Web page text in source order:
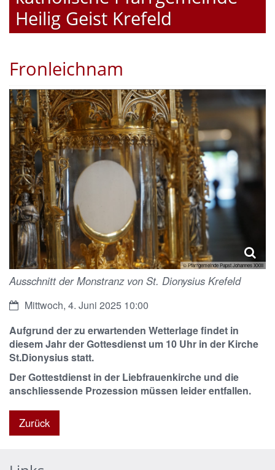
Heilig Geist Krefeld
Fronleichnam
© Pfarrgemeinde Papst Johannes XXIII
Ausschnitt der Monstranz von St. Dionysius Krefeld
Datum:Mittwoch, 4. Juni 2025 10:00
Aufgrund der zu erwartenden Wetterlage findet in
diesem Jahr der Gottesdienst um 10 Uhr in der Kirche
St.Dionysius statt.
Der Gottestdienst in der Liebfrauenkirche und die
anschliessende Prozession müssen leider entfallen.
Zurück